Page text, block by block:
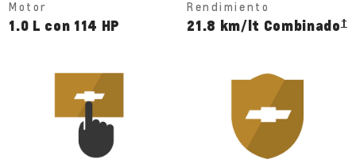
Motor
1.0 L con 114 HP
Rendimiento
21.8 km/lt Combinado†